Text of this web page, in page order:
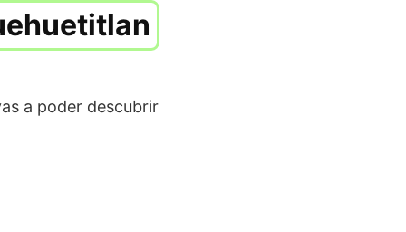
a poder descubrir